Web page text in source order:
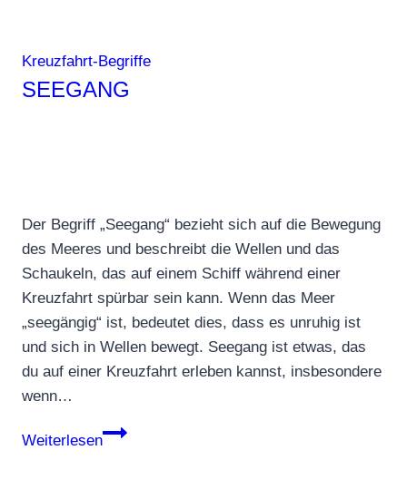
Kreuzfahrt-Begriffe
SEEGANG
Der Begriff „Seegang“ bezieht sich auf die Bewegung
des Meeres und beschreibt die Wellen und das
Schaukeln, das auf einem Schiff während einer
Kreuzfahrt spürbar sein kann. Wenn das Meer
„seegängig“ ist, bedeutet dies, dass es unruhig ist
und sich in Wellen bewegt. Seegang ist etwas, das
du auf einer Kreuzfahrt erleben kannst, insbesondere
wenn…
Weiterlesen
Seegang